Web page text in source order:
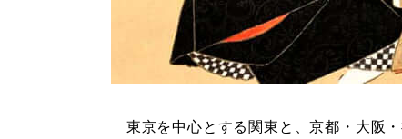
東京を中心とする関東と、京都・大阪